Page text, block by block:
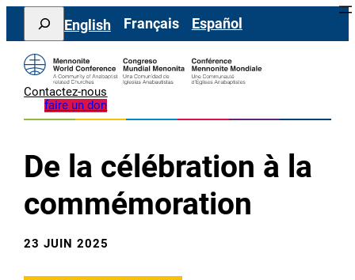
Aller
contenu
Search
English Français Español
Contactez-nous
faire un don
De la célébration à la
commémoration
23 JUIN 2025